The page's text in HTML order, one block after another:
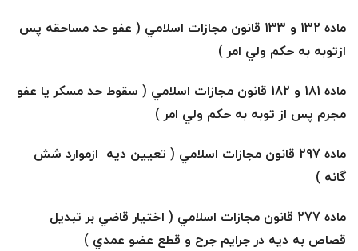
ماده 132 و 133 قانون مجازات اسلامي ( عفو حد مساحقه پس
ازتوبه به حكم ولي امر )
ماده 181 و 182 قانون مجازات اسلامي ( سقوط حد مسكر يا عفو
مجرم پس از توبه به حكم ولي امر )
ماده 297 قانون مجازات اسلامي ( تعيين ديه ازموارد شش
گانه )
ماده 277 قانون مجازات اسلامي ( اختيار قاضي بر تبديل
قصاص به ديه در جرايم جرح و قطع عضو عمدي )